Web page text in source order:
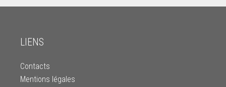
LIENS
Contacts
Mentions légales